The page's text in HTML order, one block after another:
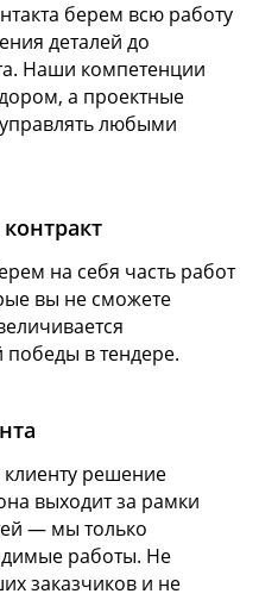
берем всю работу
деталей до
Наши компетенции
а проектные
любыми
на себя часть работ
вы не сможете
победы в тендере.
клиенту решение
выходит за рамки
— мы только
работы. Не
заказчиков и не